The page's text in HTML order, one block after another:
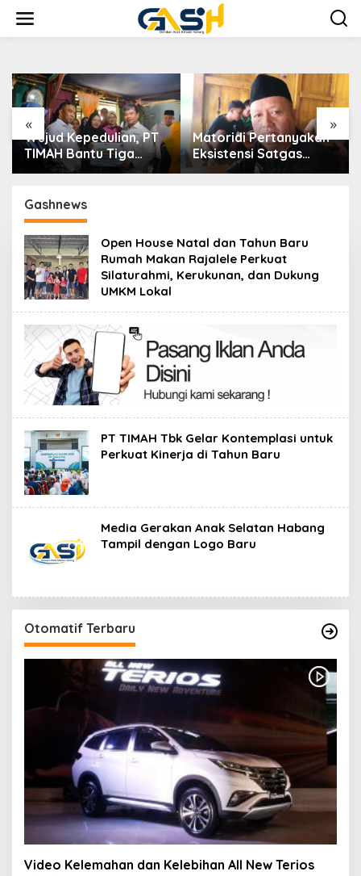
konten
« »
Matoridi Pertanyakan
Eksistensi Satgas
Timah Di Bangka
Indikasi Transaksi
Timah Tembelok-
keranggan Menguat di
Gashnews
Open House Natal dan Tahun Baru
Rumah Makan Rajalele Perkuat
Silaturahmi, Kerukunan, dan Dukung
UMKM Lokal
PT TIMAH Tbk Gelar Kontemplasi untuk
Perkuat Kinerja di Tahun Baru
Media Gerakan Anak Selatan Habang
Tampil dengan Logo Baru
Otomatif Terbaru
Video Kelemahan dan Kelebihan All New Terios